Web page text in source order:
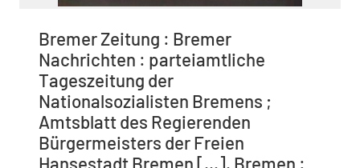
Bremer Zeitung : Bremer
Nachrichten : parteiamtliche
Tageszeitung der
Nationalsozialisten Bremens ;
Amtsblatt des Regierenden
Bürgermeisters der Freien
Hansestadt Bremen [...]. Bremen :